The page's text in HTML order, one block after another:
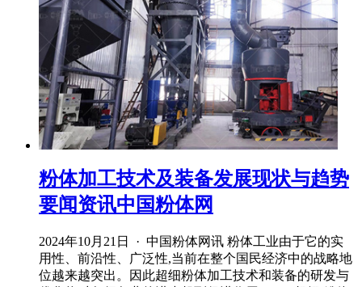
粉体加工技术及装备发展现状与趋势
要闻资讯中国粉体网
2024年10月21日 · 中国粉体网讯 粉体工业由于它的实
用性、前沿性、广泛性,当前在整个国民经济中的战略地
位越来越突出。因此超细粉体加工技术和装备的研发与